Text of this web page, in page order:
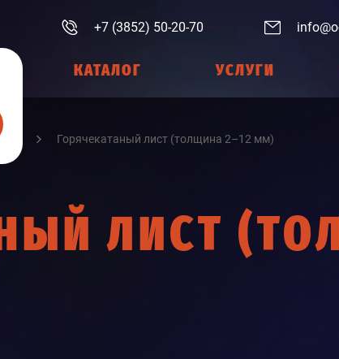
+7 (3852) 50-20-70
КАТАЛОГ УСЛУГИ
Горячекатаный лист (толщина 2–12 мм)
ЛИСТ